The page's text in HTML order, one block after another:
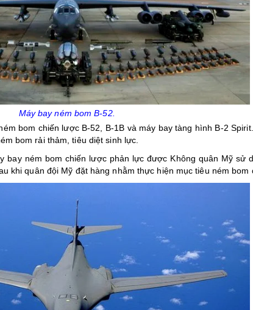
Máy bay ném bom B-52.
bom chiến lược B-52, B-1B và máy bay tàng hình B-2
bom rải thảm, tiêu diệt sinh lực.
bay ném bom chiến lược phản lực được Không quân Mỹ sử
khi quân đội Mỹ đặt hàng nhằm thực hiện mục tiêu ném bom